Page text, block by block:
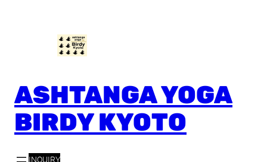
ASHTANGA YOGA
BIRDY KYOTO
INQUIRY